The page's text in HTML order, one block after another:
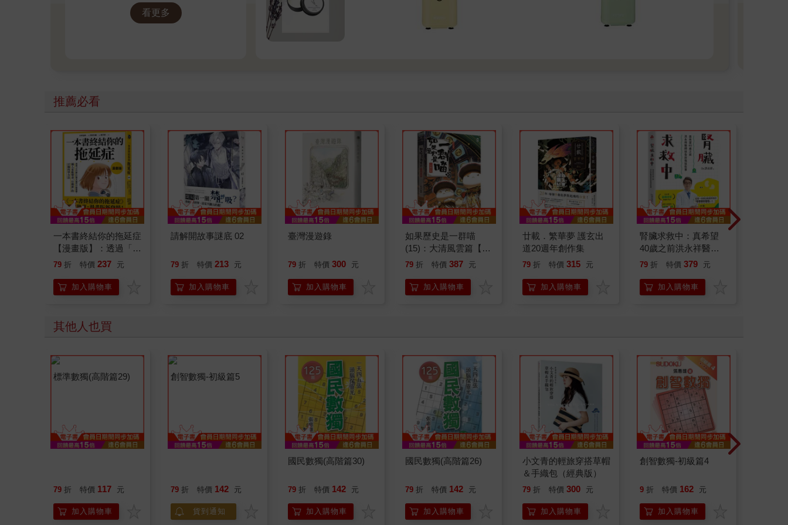
看更多
推薦必看
一本書終結你的拖延症
【漫畫版】：透過「小
行動」打開大腦的行動
「行動派」的37個科
學方法
79 折 特價 237 元
加入購物車
請解開故事謎底 02
79 折 特價 213 元
加入購物車
臺灣漫遊錄
79 折 特價 300 元
加入購物車
如果歷史是一群喵
(15)：大清風雲篇【萌
貓漫畫學歷史】
79 折 特價 387 元
加入購物車
廿載．繁華夢 護玄出
道20週年創作集
79 折 特價 315 元
加入購物車
腎臟求救中：真希望
40歲之前洪永祥醫師
就告訴我這些事
79 折 特價 379 元
加入購物車
其他人也買
79 折 特價 117 元
加入購物車
79 折 特價 142 元
貨到通知
國民數獨(高階篇30)
79 折 特價 142 元
加入購物車
國民數獨(高階篇26)
79 折 特價 142 元
加入購物車
小文青的輕旅穿搭草帽
＆手織包（經典版）
79 折 特價 300 元
加入購物車
創智數獨-初級篇4
9 折 特價 162 元
加入購物車